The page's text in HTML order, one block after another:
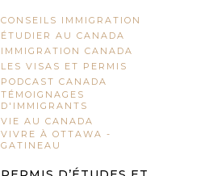
CONSEILS IMMIGRATION
ÉTUDIER AU CANADA
IMMIGRATION CANADA
LES VISAS ET PERMIS
PODCAST CANADA
TÉMOIGNAGES
D'IMMIGRANTS
VIE AU CANADA
VIVRE À OTTAWA -
GATINEAU